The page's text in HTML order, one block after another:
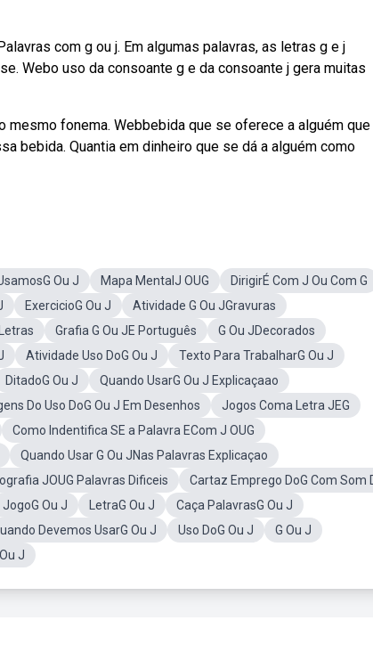
com g ou j. Em algumas palavras, as letras g e j
Webo uso da consoante g e da consoante j gera muitas
fonema. Webbebida que se oferece a alguém que
bebida. Quantia em dinheiro que se dá a alguém como
Ou J Mapa MentalJ OUG
DirigirÉ Com J Ou Com G
ExercicioG Ou J
Atividade G Ou JGravuras
Grafia G Ou JE Português
G Ou JDecorados
Atividade Uso DoG Ou J
Texto Para TrabalharG Ou J
DitadoG Ou J
Quando UsarG Ou J Explicaçaao
Do Uso DoG Ou J Em Desenhos
Jogos Coma Letra JEG
Como Indentifica SE a Palavra ECom J OUG
Quando Usar G Ou JNas Palavras Explicaçao
JOUG Palavras Dificeis
Cartaz Emprego DoG Com Som
JogoG Ou J LetraG Ou J
Caça PalavrasG Ou J
Devemos UsarG Ou J Uso DoG Ou J
G Ou J
J